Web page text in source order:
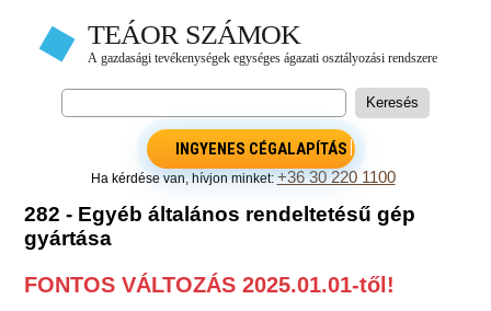
INGYENES CÉGALAPÍTÁS
Ha kérdése van, hívjon minket:+36 30 220 1100
282 - Egyéb általános rendeltetésű gép
gyártása
FONTOS VÁLTOZÁS 2025.01.01-től!